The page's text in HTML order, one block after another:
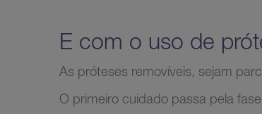
E com o uso de
As próteses removíveis, sejam
O primeiro cuidado passa pela